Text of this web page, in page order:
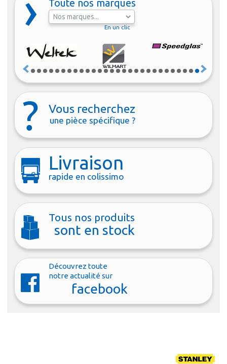
Toute nos marques
En un clic
Vous recherchez
une pièce spécifique ?
Livraison
rapide en colissimo
Tous nos produits
sont en stock
Découvrez toute
notre actualité sur
facebook